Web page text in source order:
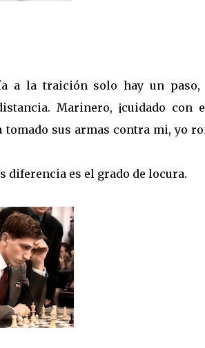
a la traición solo hay un paso,
Marinero, ¡cuidado con
tomado sus armas contra mi, yo
diferencia es el grado de locura.